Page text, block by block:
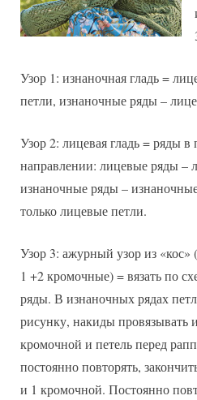
Узор 1: изнаночная гладь =
петли, изнаночные ряды –
Узор 2: лицевая гладь = ряды
направлении: лицевые ряды –
изнаночные ряды –
только лицевые петли.
Узор 3: ажурный узор из «кос»
1 +2 кромочные) = вязать по
ряды. В изнаночных рядах
рисунку, накиды провязывать
кромочной и петель перед
постоянно повторять,
и 1 кромочной. Постоянно